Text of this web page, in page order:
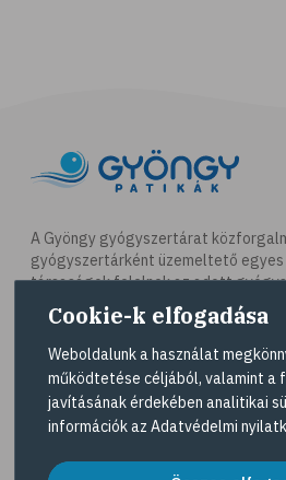
# reformköret
# GI index
# magnézium
# B-vitamin
# folsav
# élelmi rostok
# gluténérzékenység
A Gyöngy gyógyszertárat
gyógyszertárként üzemeltető
társaságok felelnek az adott
működésért. A Gyöngy
elérhetőségeit a Gyógyszertár kereső
tekintheti meg.
Navigáció
Cookie-k elfogadása
Weboldalunk a használat
működtetése céljából, valamint a
javításának érdekében analitikai
információk az Adatvédelmi